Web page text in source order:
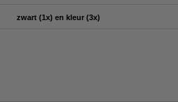
zwart (1x) en kleur (3x)